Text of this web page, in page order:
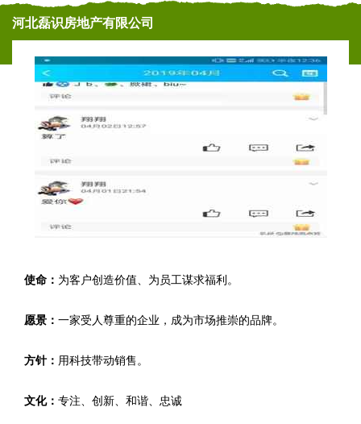
河北磊识房地产有限公司
使命： 为客户创造价值、为员工谋求福利。
愿景： 一家受人尊重的企业，成为市场推崇的品牌。
方针： 用科技带动销售。
文化： 专注、创新、和谐、忠诚